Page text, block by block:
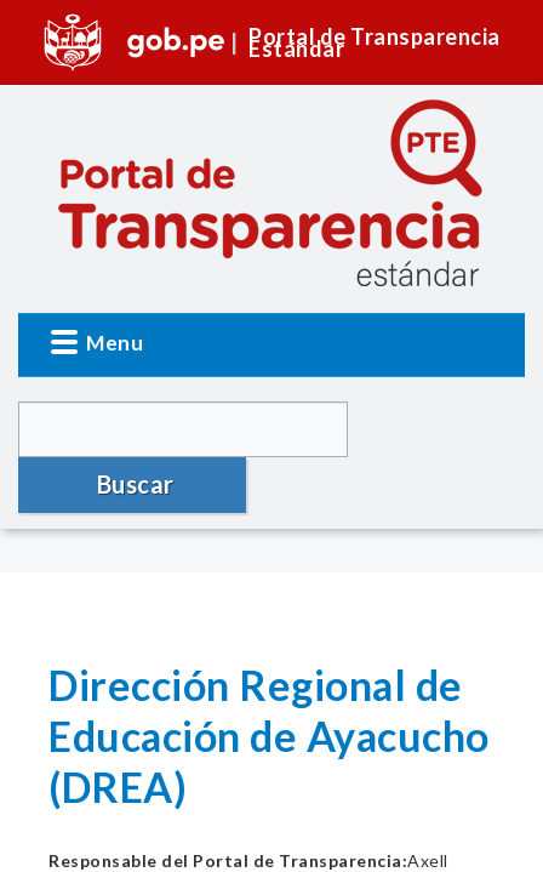
Portal de Transparencia
Estándar
Menu
Buscar
Dirección Regional de
Educación de Ayacucho
(DREA)
Responsable del Portal de Transparencia:Axell